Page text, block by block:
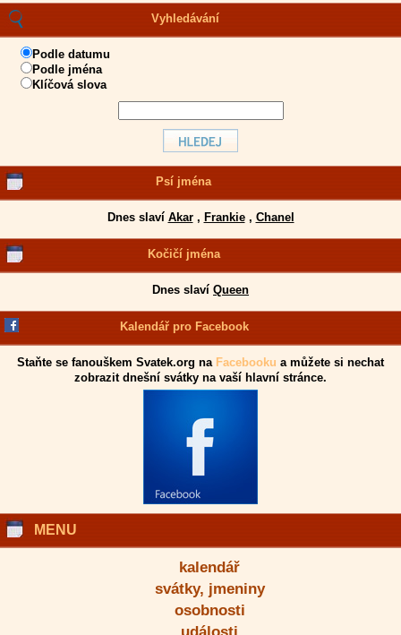
Vyhledávání
Podle datumu
Podle jména
Klíčová slova
Psí jména
Dnes slaví Akar, Frankie, Chanel
Kočičí jména
Dnes slaví Queen
Kalendář pro Facebook
Staňte se fanouškem Svatek.org na Facebooku a můžete si nechat
zobrazit dnešní svátky na vaší hlavní stránce.
MENU
kalendář
svátky, jmeniny
osobnosti